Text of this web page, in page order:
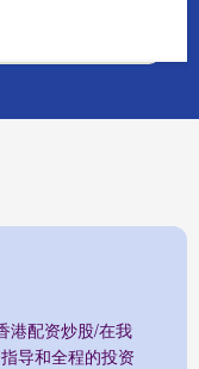
港配资炒股/在我
导和全程的投资